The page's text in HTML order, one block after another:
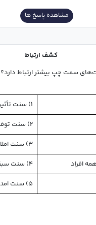
مشاهده پاسخ ها
کشف ارتباط
۱) سنت تأثیر اعمال در زندگی انسان
۲) سنت توفیق الهی
۳) سنت املاء
افراد
۴) سنت سبقت رحمت الهی بر غضب او
۵) سنت امداد عام الهی